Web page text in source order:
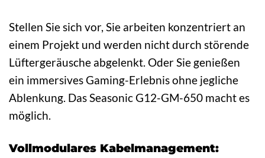
Stellen Sie sich vor, Sie arbeiten konzentriert an
einem Projekt und werden nicht durch störende
Lüftergeräusche abgelenkt. Oder Sie genießen
ein immersives Gaming-Erlebnis ohne jegliche
Ablenkung. Das Seasonic G12-GM-650 macht es
möglich.
Vollmodulares Kabelmanagement: